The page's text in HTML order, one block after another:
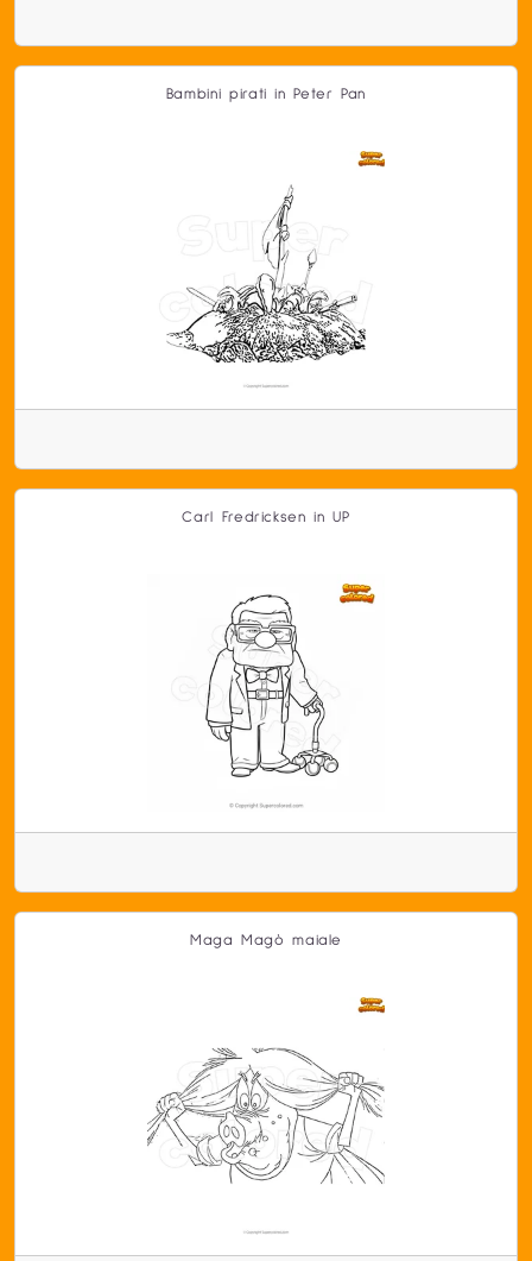
Bambini pirati in Peter Pan
Carl Fredricksen in UP
Maga Magò maiale